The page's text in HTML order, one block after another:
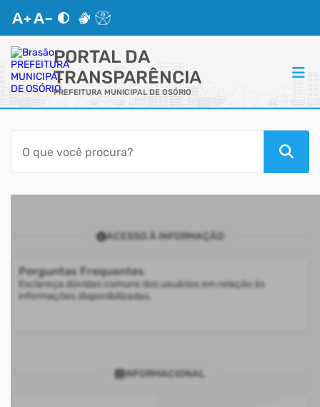
PORTAL DA
TRANSPARÊNCIA
PREFEITURA MUNICIPAL DE OSÓRIO
ACESSO RÁPIDO
Acessibilidade
Autoatendimento
Mapa do Site
ACESSO À INFORMAÇÃO
Perguntas Frequentes
Esclareça dúvidas comuns dos usuários em relação às
informações disponibilizadas.
INFORMACIONAL